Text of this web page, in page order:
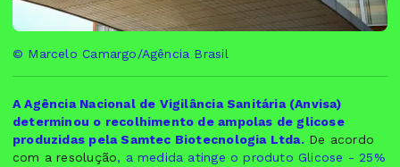
© Marcelo Camargo/Agência Brasil
A Agência Nacional de Vigilância Sanitária (Anvisa)
determinou o recolhimento de ampolas de glicose
produzidas pela Samtec Biotecnologia Ltda. De acordo
com a resolução, a medida atinge o produto Glicose - 25%